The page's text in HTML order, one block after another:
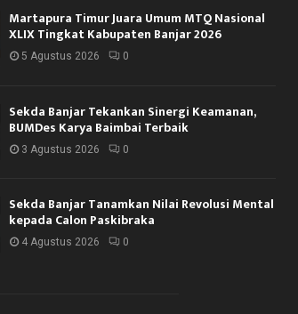
Martapura Timur Juara Umum MTQ Nasional
XLIX Tingkat Kabupaten Banjar 2026
5 Agustus 2026 0
Sekda Banjar Tekankan Sinergi Keamanan,
BUMDes Karya Baimbai Terbaik
3 Agustus 2026 0
Sekda Banjar Tanamkan Nilai Revolusi Mental
kepada Calon Paskibraka
4 Agustus 2026 0